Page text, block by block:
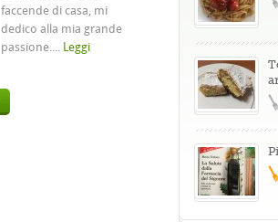
faccende di casa, mi
dedico alla mia grande
passione.... Leggi